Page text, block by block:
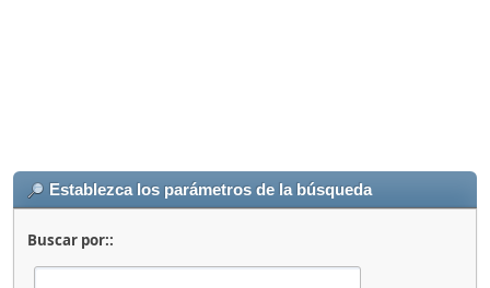
Establezca los parámetros de la búsqueda
Buscar por::